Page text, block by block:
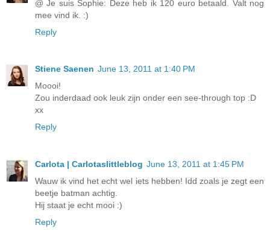
@ Je suis Sophie: Deze heb ik 120 euro betaald. Valt nog
mee vind ik. :)
Reply
Stiene Saenen June 13, 2011 at 1:40 PM
Moooi!
Zou inderdaad ook leuk zijn onder een see-through top :D
xx
Reply
Carlota | Carlotaslittleblog June 13, 2011 at 1:45 PM
Wauw ik vind het echt wel iets hebben! Idd zoals je zegt een
beetje batman achtig.
Hij staat je echt mooi :)
Reply